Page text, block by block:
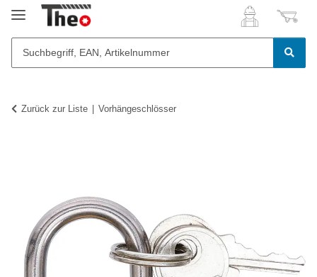
Zurück zur Liste Vorhängeschlösser